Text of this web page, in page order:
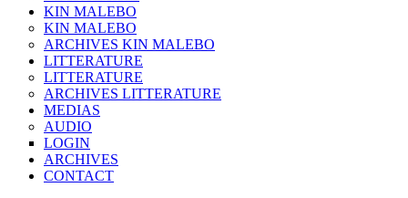
KIN MALEBO
KIN MALEBO
ARCHIVES KIN MALEBO
LITTERATURE
LITTERATURE
ARCHIVES LITTERATURE
MEDIAS
AUDIO
LOGIN
ARCHIVES
CONTACT